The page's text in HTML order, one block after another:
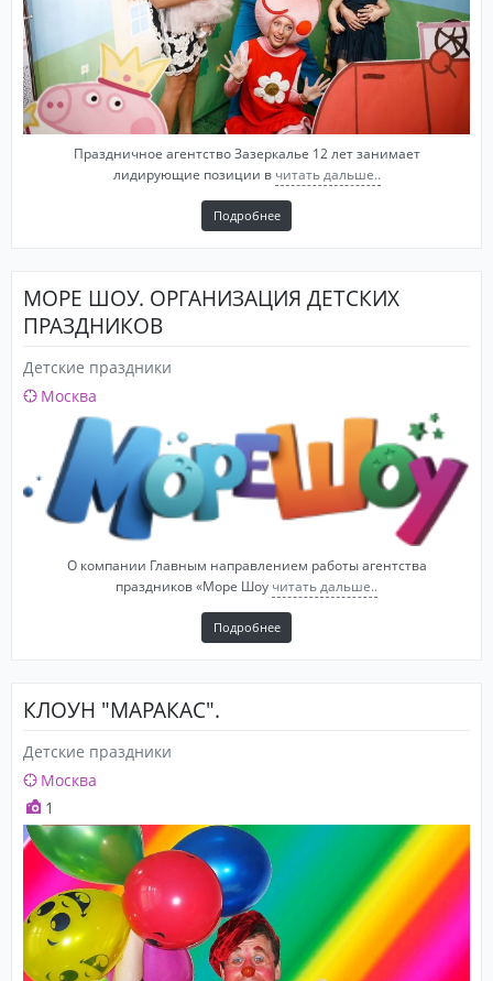
Праздничное агентство Зазеркалье 12 лет занимает
лидирующие позиции в читать дальше..
Подробнее
МОРЕ ШОУ. ОРГАНИЗАЦИЯ ДЕТСКИХ
ПРАЗДНИКОВ
Детские праздники
Москва
О компании Главным направлением работы агентства
праздников «Море Шоу читать дальше..
Подробнее
КЛОУН "МАРАКАС".
Детские праздники
Москва
1